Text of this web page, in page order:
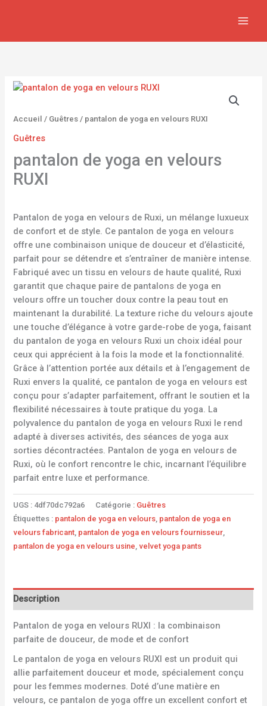
Accueil / Guêtres / pantalon de yoga en velours RUXI
Guêtres
pantalon de yoga en velours
RUXI
Pantalon de yoga en velours de Ruxi, un mélange luxueux
de confort et de style. Ce pantalon de yoga en velours
offre une combinaison unique de douceur et d’élasticité,
parfait pour se détendre et s’entraîner de manière intense.
Fabriqué avec un tissu en velours de haute qualité, Ruxi
garantit que chaque paire de pantalons de yoga en
velours offre un toucher doux contre la peau tout en
maintenant la durabilité. La texture riche du velours ajoute
une touche d’élégance à votre garde-robe de yoga, faisant
du pantalon de yoga en velours Ruxi un choix idéal pour
ceux qui apprécient à la fois la mode et la fonctionnalité.
Grâce à l’attention portée aux détails et à l’engagement de
Ruxi envers la qualité, ce pantalon de yoga en velours est
conçu pour s’adapter parfaitement, offrant le soutien et la
flexibilité nécessaires à toute pratique du yoga. La
polyvalence du pantalon de yoga en velours Ruxi le rend
adapté à diverses activités, des séances de yoga aux
sorties décontractées. Pantalon de yoga en velours de
Ruxi, où le confort rencontre le chic, incarnant l’équilibre
parfait entre luxe et performance.
UGS : 4df70dc792a6 Catégorie : Guêtres
Étiquettes : pantalon de yoga en velours, pantalon de yoga en
velours fabricant, pantalon de yoga en velours fournisseur,
pantalon de yoga en velours usine,velvet yoga pants
Description
Pantalon de yoga en velours RUXI : la combinaison
parfaite de douceur, de mode et de confort
Le pantalon de yoga en velours RUXI est un produit qui
allie parfaitement douceur et mode, spécialement conçu
pour les femmes modernes. Doté d’une matière en
velours, ce pantalon de yoga offre un excellent confort et